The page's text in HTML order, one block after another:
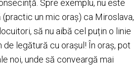
Spre exemplu, nu este
un mic oraș) ca Miroslava,
să nu aibă cel puțin o linie
legătură cu orașul! În oraș, pot
noi, unde să conveargă mai